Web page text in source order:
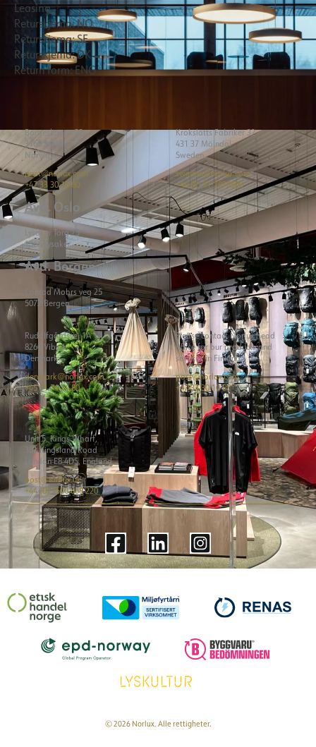
Leasing
Returskjema: NO
Returskjema: SE
Returskjema: DK
Return form: ENG
Borgeskogen 32
3160 Stokke
Norway
post@norlux.com
+47 33 30 10 80
Avd. Oslo
Lysaker Torg 25
1366 Lysaker
Avd. Bergen
Conrad Mohrs veg 25
5072 Bergen
Krokslätts Fabriker 32
431 37 Mölndal
Sweden
sweden@norlux.com
+46 (0) 31-7070500
Rudolfgårdsvej 1A
8260 Viby J
Denmark
denmark@norlux.com
+45 71 74 24 80
Please contact Norlux head
office for our products and
services in Finland.
post@norlux.com
+47 33 30 10 80
Unit 5, Kings Wharf,
301 Kingsland Road
London E8 4DS, England
post@norlux.uk
+44 (0) 7500 068 220
© 2026 Norlux. Alle rettigheter.